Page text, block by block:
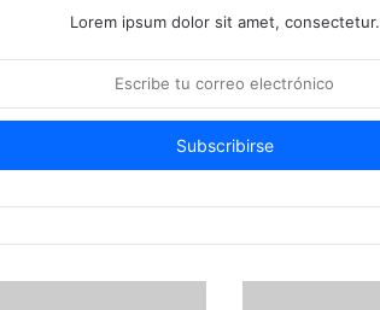
Lorem ipsum dolor sit amet, consectetur.